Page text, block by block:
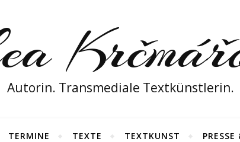
Autorin. Transmediale Textkünstlerin.
TERMINE TEXTE TEXTKUNST